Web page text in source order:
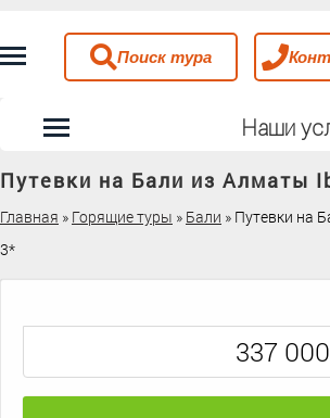
Поиск тура
Наши
Путевки на Бали из Алматы
Главная » Горящие туры » Бали » Путевки на
3*
337 000